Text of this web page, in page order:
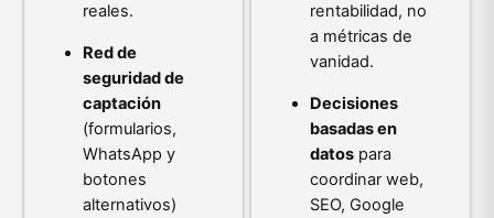
reales.
Red de
seguridad de
captación
(formularios,
WhatsApp y
botones
alternativos)
rentabilidad, no
a métricas de
vanidad.
Decisiones
basadas en
datospara
coordinar web,
SEO, Google